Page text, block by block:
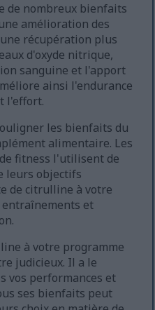
de nombreux bienfaits
amélioration des
récupération plus
d'oxyde nitrique,
sanguine et l'apport
ainsi l'endurance
l'effort.
les bienfaits du
alimentaire. Les
fitness l'utilisent de
leurs objectifs
de citrulline à votre
et
à votre programme
judicieux. Il a le
vos performances et
ses bienfaits peut